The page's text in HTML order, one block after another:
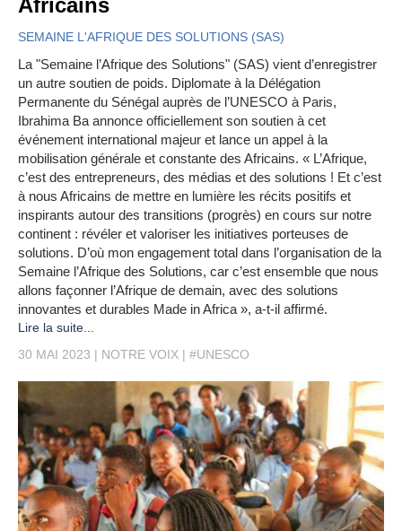
SEMAINE L'AFRIQUE DES SOLUTIONS (SAS)
La "Semaine l’Afrique des Solutions" (SAS) vient d’enregistrer
un autre soutien de poids. Diplomate à la Délégation
Permanente du Sénégal auprès de l’UNESCO à Paris,
Ibrahima Ba annonce officiellement son soutien à cet
événement international majeur et lance un appel à la
mobilisation générale et constante des Africains. « L’Afrique,
c’est des entrepreneurs, des médias et des solutions ! Et c’est
à nous Africains de mettre en lumière les récits positifs et
inspirants autour des transitions (progrès) en cours sur notre
continent : révéler et valoriser les initiatives porteuses de
solutions. D’où mon engagement total dans l’organisation de la
Semaine l’Afrique des Solutions, car c’est ensemble que nous
allons façonner l’Afrique de demain, avec des solutions
innovantes et durables Made in Africa », a-t-il affirmé.
Lire la suite...
30 MAI 2023
NOTRE VOIX #UNESCO